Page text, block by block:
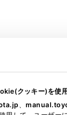
クッキー)を使用